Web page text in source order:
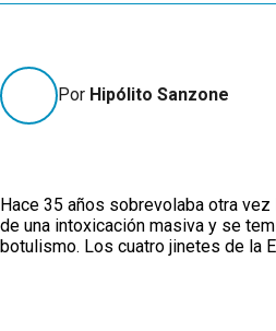
Por Hipólito Sanzone
Hace 35 años sobrevolaba otra
de una intoxicación masiva y se
botulismo. Los cuatro jinetes de la